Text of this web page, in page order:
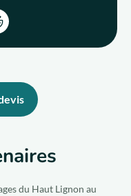
du Haut Lignon au